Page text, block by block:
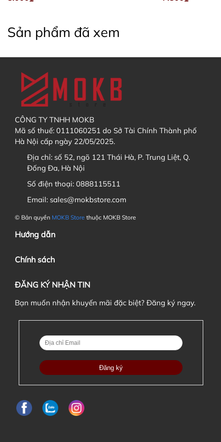
Discord
5. Sau khi trả hàng GB / Order, tôi có được hưởng chính
sách bảo hành không?
6. Nếu đặt cọc đơn hàng thì khi nào tôi phải thanh toán
7. Tôi có được chuyển đơn hàng này cho người khác nếu
Sau khi đã thêm sản phẩm vào Giỏ hàng, bạn hãy
Các bạn điền địa chỉ nhận hàng (có thể tạo tài
khoản và lưu địa chỉ trong sổ địa chỉ ). Sau đó bấm
"Tiếp tục chọn phương thức vận chuyển
Sản phẩm đã xem
CÔNG TY TNHH MOKB
Mã số thuế: 0111060251 do Sở Tài Chính Thành phố
Hà Nội cấp ngày 22/05/2025.
Địa chỉ: số 52, ngõ 121 Thái Hà, P. Trung Liệt, Q.
Đống Đa, Hà Nội
Số điện thoại: 0888115511
Email: sales@mokbstore.com
© Bản quyền MOKB Store thuộc MOKB Store
Hướng dẫn
Chính sách
ĐĂNG KÝ NHẬN TIN
Bạn muốn nhận khuyến mãi đặc biệt? Đăng ký ngay.